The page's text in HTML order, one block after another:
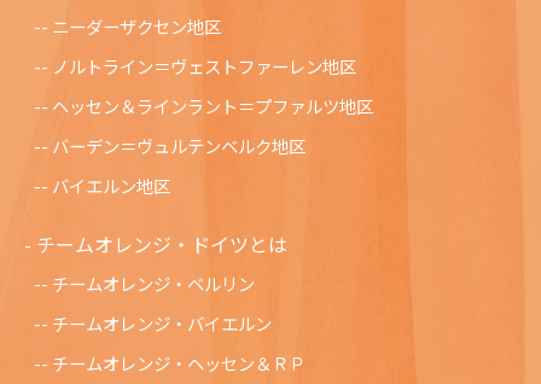
ニーダーザクセン地区
ノルトライン＝ヴェストファーレン地区
ヘッセン＆ラインラント＝プファルツ地区
バーデン＝ヴュルテンベルク地区
バイエルン地区
チームオレンジ・ドイツとは
チームオレンジ・ベルリン
チームオレンジ・バイエルン
チームオレンジ・ヘッセン＆ＲＰ